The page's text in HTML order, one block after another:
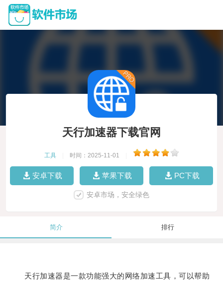
天行加速器下载官网
工具 时间：2025-11-01
安卓下载 苹果下载 PC下载
安卓市场，安全绿色
简介 排行
天行加速器是一款功能强大的网络加速工具，可以帮助